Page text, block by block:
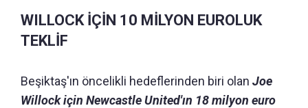
WILLOCK İÇİN 10 MİLYON EUROLUK
TEKLİF
Beşiktaş'ın öncelikli hedeflerinden biri olan Joe
Willock için Newcastle United'ın 18 milyon euro